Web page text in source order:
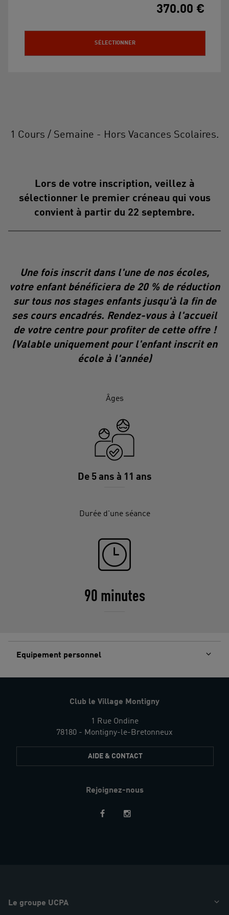
370.00 €
SÉLECTIONNER
1 Cours / Semaine - Hors Vacances Scolaires.
Lors de votre inscription, veillez à
sélectionner le premier créneau qui vous
convient à partir du 22 septembre.
Une fois inscrit dans l'une de nos écoles,
votre enfant bénéficiera de 20 % de réduction
sur tous nos stages enfants jusqu'à la fin de
ses cours encadrés. Rendez-vous à l'accueil
de votre centre pour profiter de cette offre !
(Valable uniquement pour l'enfant inscrit en
école à l'année)
Âges
De 5 ans à 11 ans
Durée d'une séance
90 minutes
Equipement personnel
Club le Village Montigny
1 Rue Ondine
78180 - Montigny-le-Bretonneux
AIDE & CONTACT
Rejoignez-nous
Le groupe UCPA